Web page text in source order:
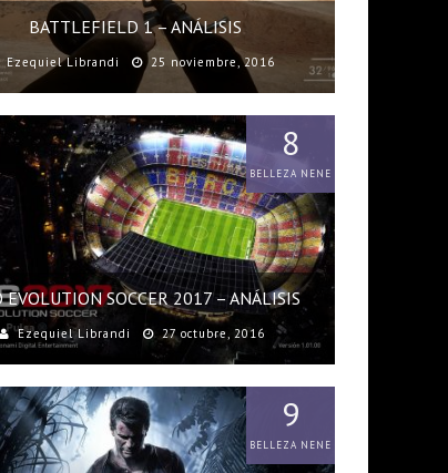
BATTLEFIELD 1 – ANÁLISIS
Ezequiel Librandi 25 noviembre, 2016
EVOLUTION SOCCER 2017 – ANÁLISIS
Ezequiel Librandi 27 octubre, 2016
8
BELLEZA NENE
9
BELLEZA NENE